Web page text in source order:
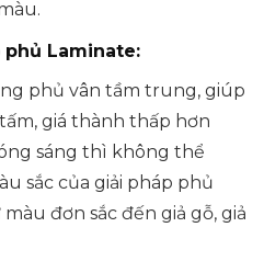
phủ Laminate:
phủ vân tầm trung, giúp
giá thành thấp hơn
sáng thì không thể
sắc của giải pháp phủ
đơn sắc đến giả gỗ, giả